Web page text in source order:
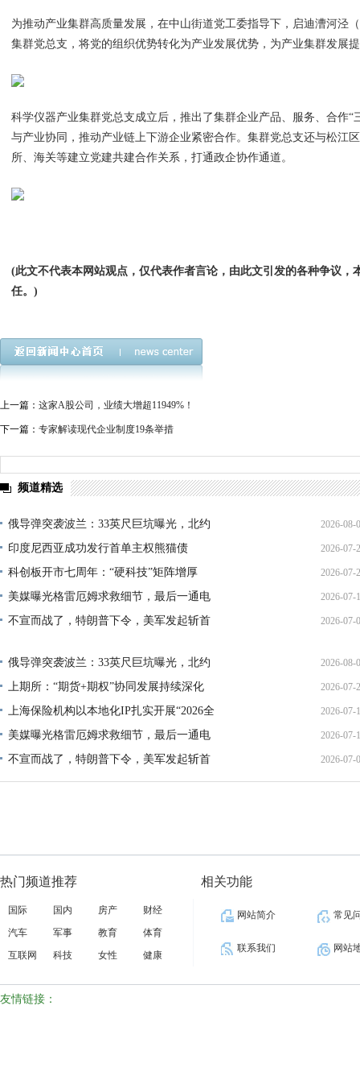
为推动产业集群高质量发展，在中山街道党工委指导下，启迪漕河泾
集群党总支，将党的组织优势转化为产业发展优势，为产业集群发展
科学仪器产业集群党总支成立后，推出了集群企业产品、服务、合作“
与产业协同，推动产业链上下游企业紧密合作。集群党总支还与松江
所、海关等建立党建共建合作关系，打通政企协作通道。
(此文不代表本网站观点，仅代表作者言论，由此文引发的各种争议，
任。)
上一篇： 这家A股公司，业绩大增超11949%！
下一篇： 专家解读现代企业制度19条举措
频道精选
俄导弹突袭波兰：33英尺巨坑曝光，北约 2026-08-
印度尼西亚成功发行首单主权熊猫债 2026-07-
科创板开市七周年：“硬科技”矩阵增厚 2026-07-
美媒曝光格雷厄姆求救细节，最后一通电 2026-07-
不宣而战了，特朗普下令，美军发起斩首 2026-07-
俄导弹突袭波兰：33英尺巨坑曝光，北约 2026-08-
上期所：“期货+期权”协同发展持续深化 2026-07-
上海保险机构以本地化IP扎实开展“2026全 2026-07-
美媒曝光格雷厄姆求救细节，最后一通电 2026-07-
不宣而战了，特朗普下令，美军发起斩首 2026-07-
热门频道推荐
国际 国内 房产
财经
汽车
军事 教育
体育
互联网
科技 女性 健康
相关功能
网站简介 常见
联系我们 网站
友情链接：